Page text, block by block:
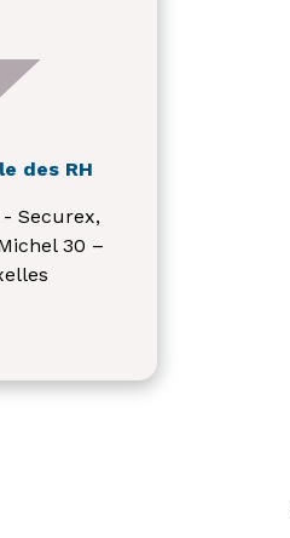
des RH
Securex,
30 –